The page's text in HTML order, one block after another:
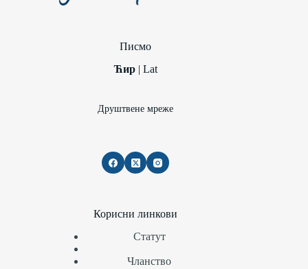
Писмо
Ћир| Lat
Друштвене мреже
Корисни линкови
Статут
Чланство